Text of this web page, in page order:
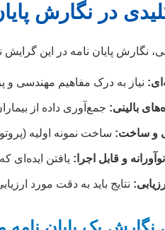
در نگارش
نگارش پایان نامه در این
نیاز به درک مفاهیم مهندسی و
بالینی: جمع‌آوری داده از
و ساخت: ساخت نمونه اولیه
و قابل اجرا: یافتن ایده‌ای
نتایج باید به دقت مورد